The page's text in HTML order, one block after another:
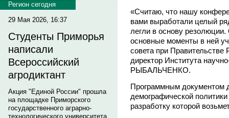
Регион сегодня
29 Мая 2026, 16:37
Студенты Приморья
написали
Всероссийский
агродиктант
Акция "Единой России" прошла
на площадке Приморского
государственного аграрно-
технологического университета
«Считаю, что нашу
вами выработали целый
легли в основу
основные моменты в ней
совета при
директор Института
РЫБАЛЬЧЕНКО.
Программным документом
демографической
разработку которой